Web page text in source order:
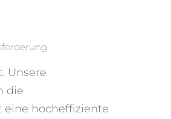
Unsere
die
eine hocheffiziente